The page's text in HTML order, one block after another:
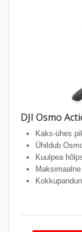
DJI Osmo
Kaks-ühes
Ühildub
Kuulpea